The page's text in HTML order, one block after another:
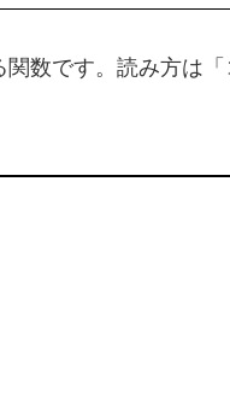
関数です。読み方は「